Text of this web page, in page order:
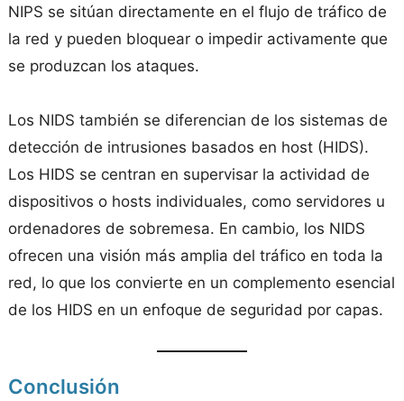
NIPS se sitúan directamente en el flujo de tráfico de
la red y pueden bloquear o impedir activamente que
se produzcan los ataques.
Los NIDS también se diferencian de los sistemas de
detección de intrusiones basados en host (HIDS).
Los HIDS se centran en supervisar la actividad de
dispositivos o hosts individuales, como servidores u
ordenadores de sobremesa. En cambio, los NIDS
ofrecen una visión más amplia del tráfico en toda la
red, lo que los convierte en un complemento esencial
de los HIDS en un enfoque de seguridad por capas.
Conclusión